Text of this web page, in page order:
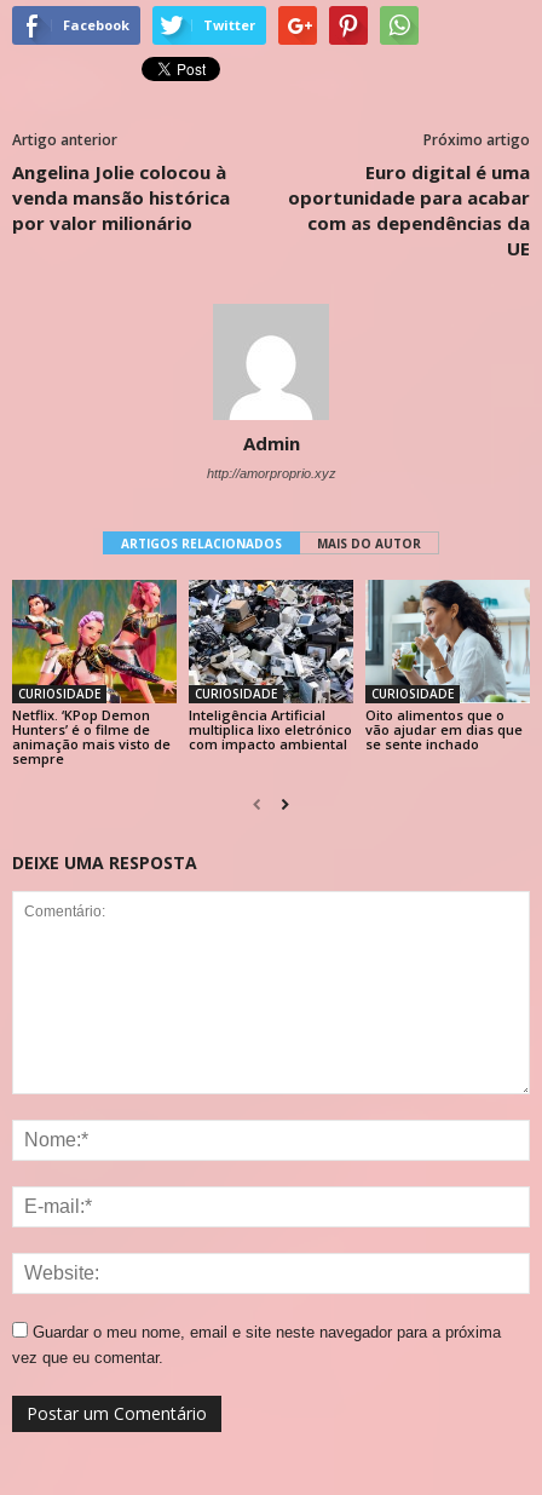
Facebook Twitter
Artigo anterior
Angelina Jolie colocou à
venda mansão histórica
por valor milionário
Próximo artigo
Euro digital é uma
oportunidade para acabar
com as dependências da
UE
Admin
http://amorproprio.xyz
ARTIGOS RELACIONADOS MAIS DO AUTOR
CURIOSIDADE
Netflix. ‘KPop Demon
Hunters’ é o filme de
animação mais visto de
sempre
CURIOSIDADE
Inteligência Artificial
multiplica lixo eletrónico
com impacto ambiental
CURIOSIDADE
Oito alimentos que o
vão ajudar em dias que
se sente inchado
DEIXE UMA RESPOSTA
Guardar o meu nome, email e site neste navegador para a próxima
vez que eu comentar.